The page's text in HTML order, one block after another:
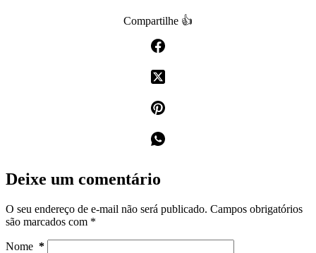
Compartilhe 👍
Deixe um comentário
O seu endereço de e-mail não será publicado. Campos obrigatórios
são marcados com *
Nome *